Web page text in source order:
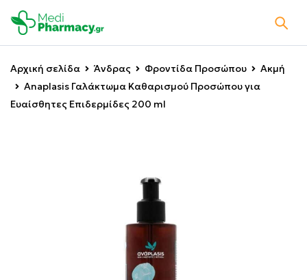
Αρχική σελίδα Άνδρας Φροντίδα Προσώπου
Ακμή
Anaplasis Γαλάκτωμα Καθαρισμού Προσώπου για
Ευαίσθητες Επιδερμίδες 200 ml